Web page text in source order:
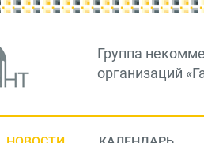
Группа
организаций